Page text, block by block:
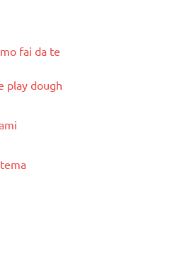
fai da te
play dough